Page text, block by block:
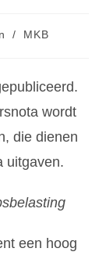
/ MKB
wordt
die dienen
uitgaven.
een hoog